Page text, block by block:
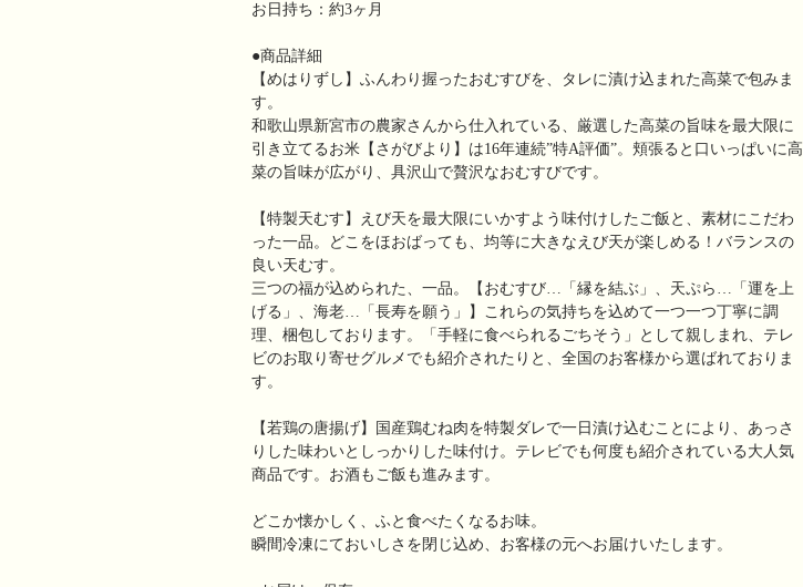
お日持ち：約3ヶ月
●商品詳細
【めはりずし】ふんわり握ったおむすびを、タレに漬け込まれた高菜で包みま
す。
和歌山県新宮市の農家さんから仕入れている、厳選した高菜の旨味を最大限に
引き立てるお米【さがびより】は16年連続”特A評価”。頬張ると口いっぱいに高
菜の旨味が広がり、具沢山で贅沢なおむすびです。
【特製天むす】えび天を最大限にいかすよう味付けしたご飯と、素材にこだわ
った一品。どこをほおばっても、均等に大きなえび天が楽しめる！バランスの
良い天むす。
三つの福が込められた、一品。【おむすび…「縁を結ぶ」、天ぷら…「運を上
げる」、海老…「長寿を願う」】これらの気持ちを込めて一つ一つ丁寧に調
理、梱包しております。「手軽に食べられるごちそう」として親しまれ、テレ
ビのお取り寄せグルメでも紹介されたりと、全国のお客様から選ばれておりま
す。
【若鶏の唐揚げ】国産鶏むね肉を特製ダレで一日漬け込むことにより、あっさ
りした味わいとしっかりした味付け。テレビでも何度も紹介されている大人気
商品です。お酒もご飯も進みます。
どこか懐かしく、ふと食べたくなるお味。
瞬間冷凍にておいしさを閉じ込め、お客様の元へお届けいたします。